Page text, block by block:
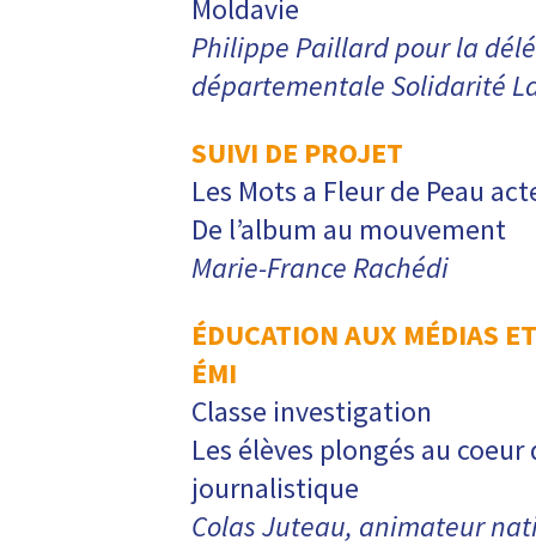
Moldavie
Philippe Paillard pour la
départementale Solidarité
SUIVI DE PROJET
Les Mots a Fleur de Peau
De l’album au mouvement
Marie-France Rachédi
ÉDUCATION AUX MÉDIAS
ÉMI
Classe investigation
Les élèves plongés au coeur
journalistique
Colas Juteau, animateur